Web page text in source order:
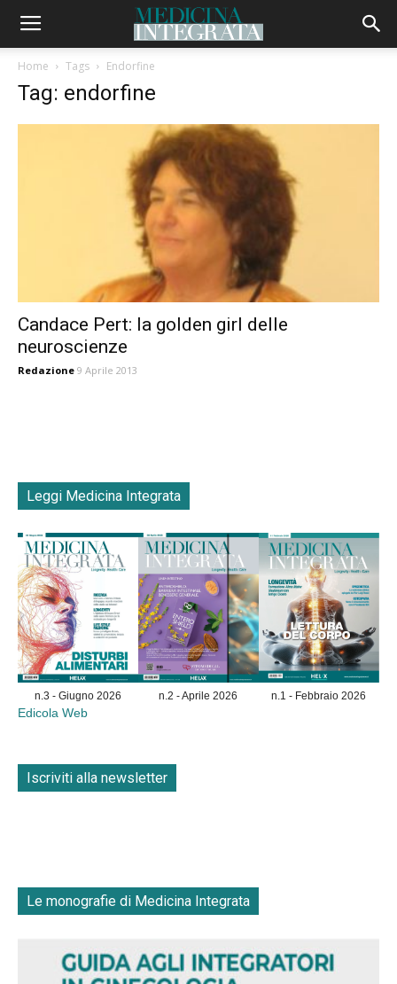
Home Tags Endorfine
Tag: endorfine
Candace Pert: la golden girl delle
neuroscienze
Redazione 9 Aprile 2013
Leggi Medicina Integrata
n.3 - Giugno 2026 n.2 - Aprile 2026 n.1 - Febbraio 2026
Edicola Web
Iscriviti alla newsletter
Le monografie di Medicina Integrata